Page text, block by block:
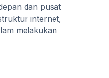
dan pusat
internet,
melakukan